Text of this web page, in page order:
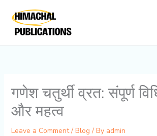
content
गणेश चतुर्थी व्रत: संपूर्ण
और महत्व
Leave a Comment / Blog / By admin